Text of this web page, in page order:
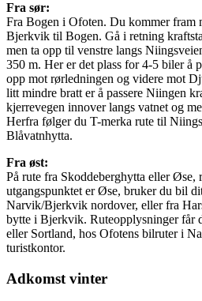
Fra sør:
Fra Bogen i Ofoten. Du kommer fram
Bjerkvik til Bogen. Gå i retning
men ta opp til venstre langs
350 m. Her er det plass for 4-5 biler å
opp mot rørledningen og videre mot
litt mindre bratt er å passere Niingen
kjerrevegen innover langs vatnet og
Herfra følger du T-merka rute til
Blåvatnhytta.
Fra øst:
På rute fra Skoddeberghytta eller Øse,
utgangspunktet er Øse, bruker du bil
Narvik/Bjerkvik nordover, eller fra
bytte i Bjerkvik. Ruteopplysninger får
eller Sortland, hos Ofotens bilruter i
turistkontor.
Adkomst vinter